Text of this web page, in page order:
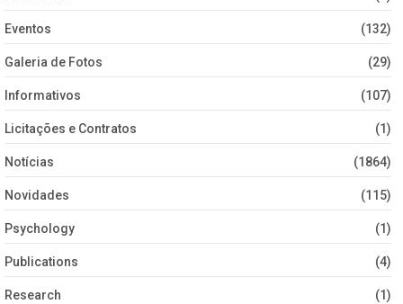
Eventos (132)
Galeria de Fotos (29)
Informativos (107)
Licitações e Contratos (1)
Notícias (1864)
Novidades (115)
Psychology (1)
Publications (4)
Research (1)